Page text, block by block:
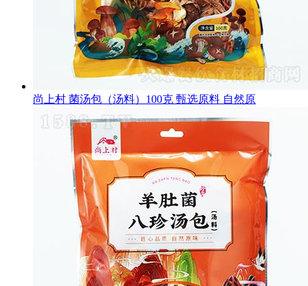
尚上村 菌汤包（汤料）100克 甄选原料 自然原